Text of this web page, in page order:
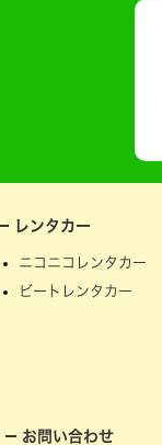
レンタカー
ニコニコレンタカー
ビートレンタカー
お問い合わせ